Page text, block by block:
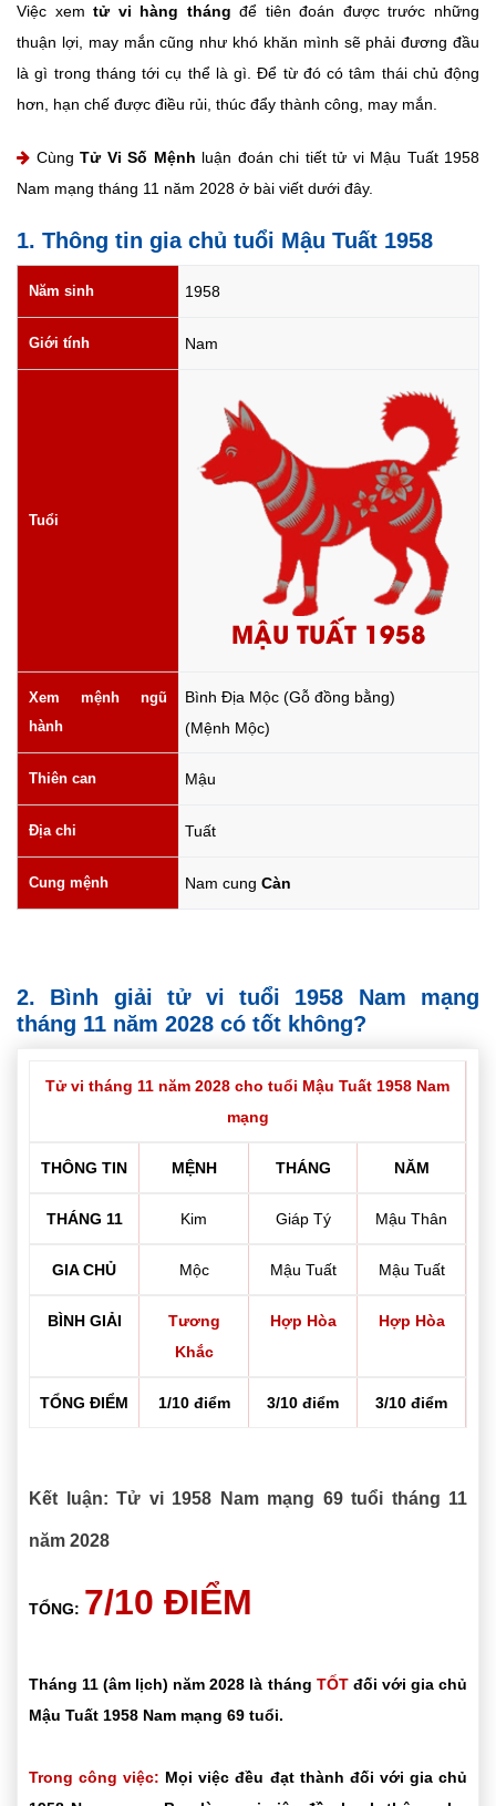
Việc xemtử vi hàng tháng để tiên đoán được trước những
thuận lợi, may mắn cũng như khó khăn mình sẽ phải đương đầu
là gì trong tháng tới cụ thể là gì. Để từ đó có tâm thái chủ động
hơn, hạn chế được điều rủi, thúc đẩy thành công, may mắn.
Cùng Tử Vi Số Mệnh luận đoán chi tiết tử vi Mậu Tuất 1958
Nam mạng tháng 11 năm 2028 ở bài viết dưới đây.
1. Thông tin gia chủ tuổi Mậu Tuất 1958
Năm sinh 1958
Giới tính Nam
Tuổi
MẬU TUẤT 1958
Xem mệnh ngũ
hành
Bình Địa Mộc (Gỗ đồng bằng)
(Mệnh Mộc)
Thiên can Mậu
Địa chi Tuất
Cung mệnh Nam cung Càn
2. Bình giải tử vi tuổi 1958 Nam mạng
tháng 11 năm 2028 có tốt không?
Tử vi tháng 11 năm 2028 cho tuổi Mậu Tuất 1958 Nam
mạng
THÔNG TIN MỆNH THÁNG NĂM
THÁNG 11 Kim Giáp Tý Mậu Thân
GIA CHỦ Mộc Mậu Tuất Mậu Tuất
BÌNH GIẢI
Tương
Khắc
Hợp Hòa Hợp Hòa
TỔNG ĐIỂM 1/10 điểm 3/10 điểm 3/10 điểm
Kết luận: Tử vi 1958 Nam mạng 69 tuổi tháng 11
năm 2028
TỔNG: 7/10 ĐIỂM
Tháng 11 (âm lịch) năm 2028 là tháng TỐTđối với gia chủ
Mậu Tuất 1958 Nam mạng 69 tuổi.
Trong công việc: Mọi việc đều đạt thành đối với gia chủ